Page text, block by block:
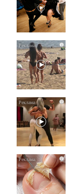
i
i
i